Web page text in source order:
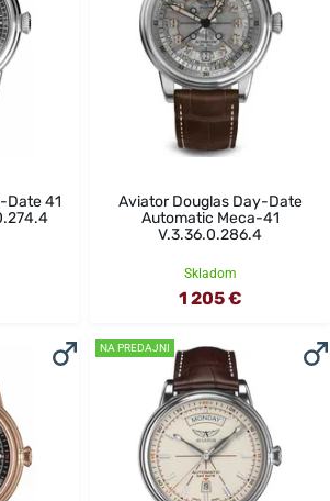
Date 41
Aviator Douglas Day-Date
Automatic Meca-41
V.3.36.0.286.4
Skladom
1 205 €
NA PREDAJNI